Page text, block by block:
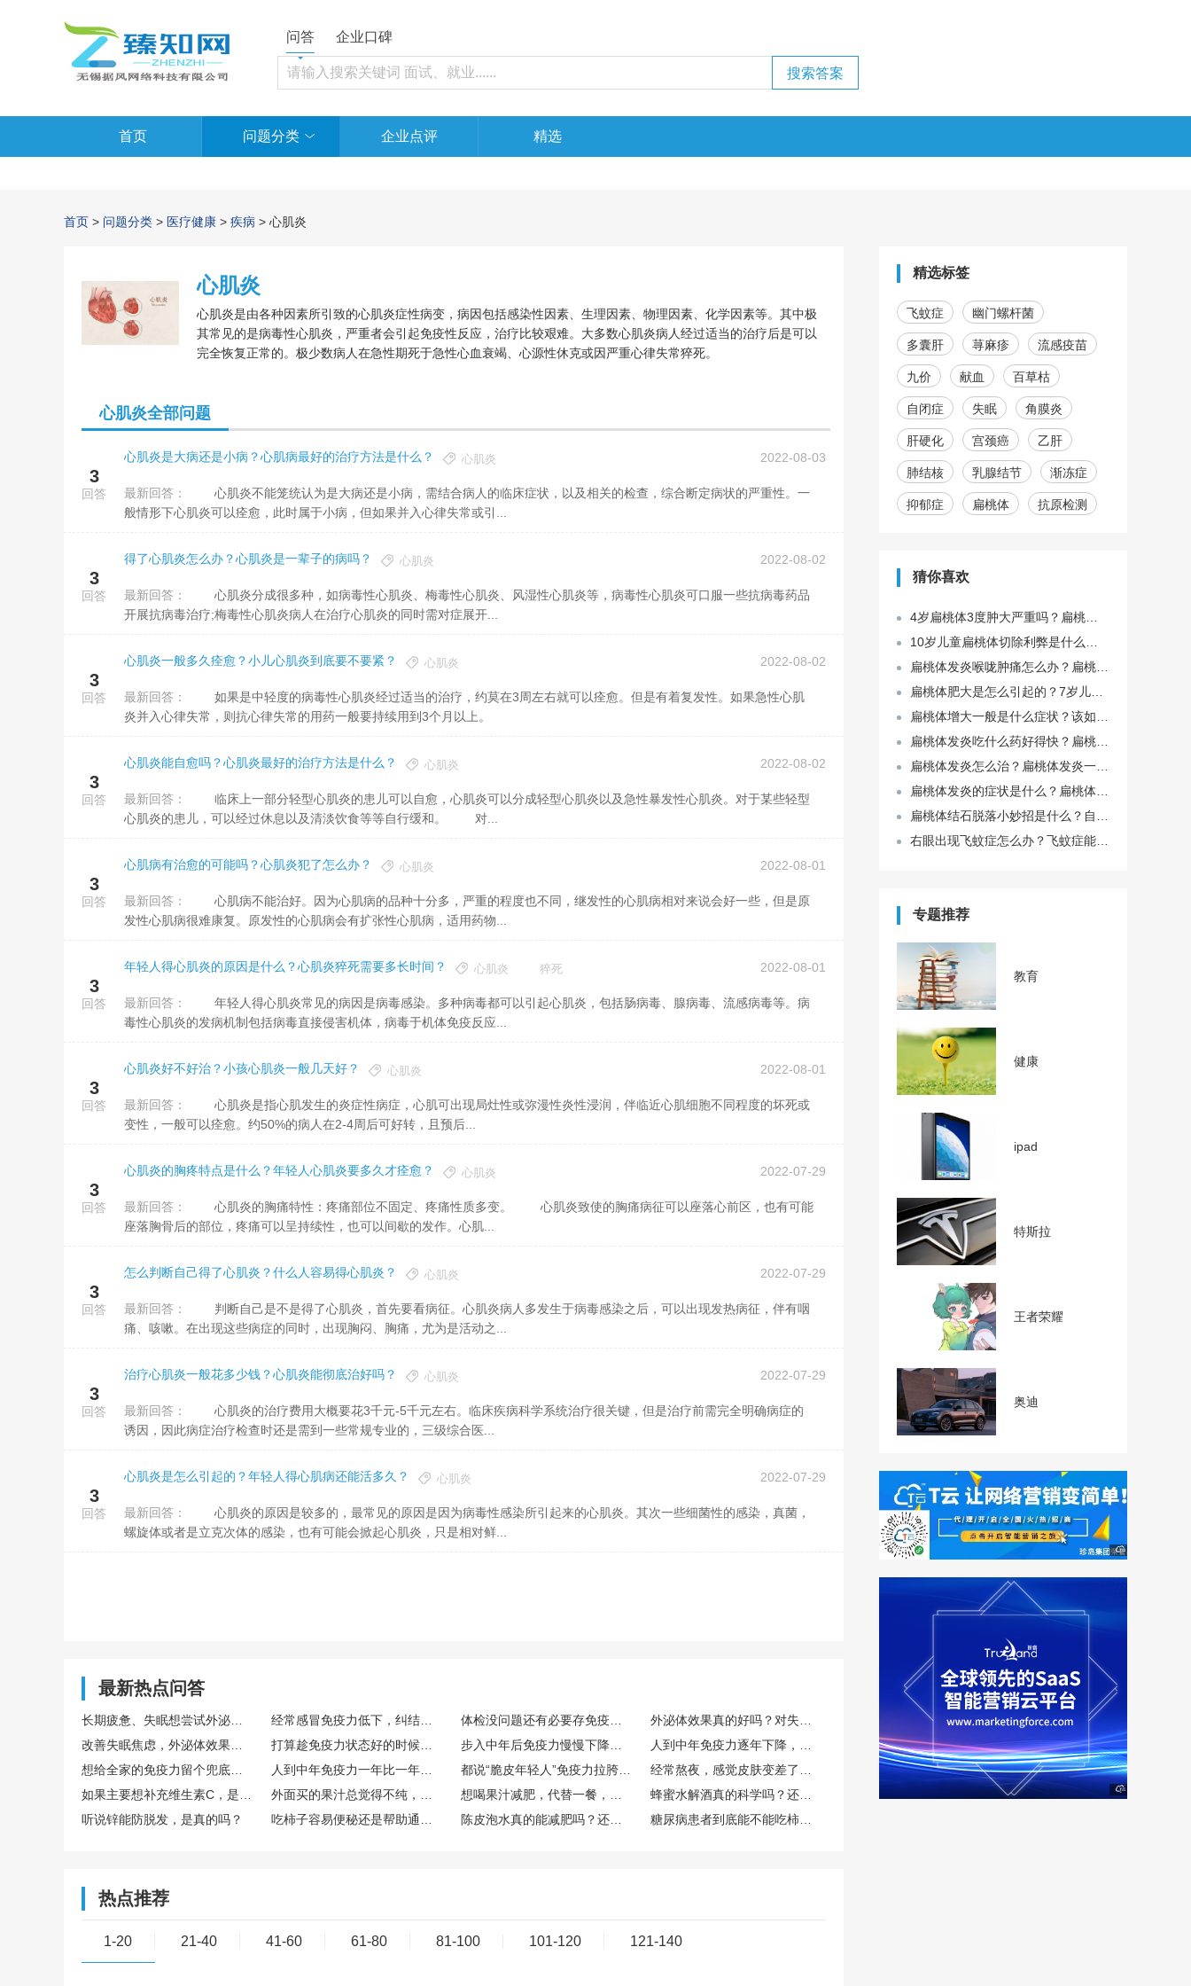
问答 企业口碑
首页 问题分类 企业点评 精选
首页 > 问题分类 > 医疗健康 > 疾病 > 心肌炎
心肌炎
心肌炎是由各种因素所引致的心肌炎症性病变，病因包括感染性因素、生理因素、物理因素、化学因素等。其中极
其常见的是病毒性心肌炎，严重者会引起免疫性反应，治疗比较艰难。大多数心肌炎病人经过适当的治疗后是可以
完全恢复正常的。极少数病人在急性期死于急性心血衰竭、心源性休克或因严重心律失常猝死。
心肌炎全部问题
3
回答
心肌炎是大病还是小病？心肌病最好的治疗方法是什么？ 2022-08-03
心肌炎
最新回答：
般情形下心肌炎可以痊愈，此时属于小病，但如果并入心律失常或引...
3
回答
得了心肌炎怎么办？心肌炎是一辈子的病吗？ 2022-08-02
心肌炎
最新回答：
开展抗病毒治疗;梅毒性心肌炎病人在治疗心肌炎的同时需对症展开...
3
回答
心肌炎一般多久痊愈？小儿心肌炎到底要不要紧？ 2022-08-02
心肌炎
最新回答：
炎并入心律失常，则抗心律失常的用药一般要持续用到3个月以上。
3
回答
心肌炎能自愈吗？心肌炎最好的治疗方法是什么？ 2022-08-02
心肌炎
最新回答：
心肌炎的患儿，可以经过休息以及清淡饮食等等自行缓和。 对...
3
回答
心肌病有治愈的可能吗？心肌炎犯了怎么办？ 2022-08-01
心肌炎
最新回答：
发性心肌病很难康复。原发性的心肌病会有扩张性心肌病，适用药物...
3
回答
年轻人得心肌炎的原因是什么？心肌炎猝死需要多长时间？ 2022-08-01
心肌炎 猝死
最新回答：
毒性心肌炎的发病机制包括病毒直接侵害机体，病毒于机体免疫反应...
3
回答
心肌炎好不好治？小孩心肌炎一般几天好？ 2022-08-01
心肌炎
最新回答：
变性，一般可以痊愈。约50%的病人在2-4周后可好转，且预后...
3
回答
心肌炎的胸疼特点是什么？年轻人心肌炎要多久才痊愈？ 2022-07-29
心肌炎
最新回答：
座落胸骨后的部位，疼痛可以呈持续性，也可以间歇的发作。心肌...
3
回答
怎么判断自己得了心肌炎？什么人容易得心肌炎？ 2022-07-29
心肌炎
最新回答：
痛、咳嗽。在出现这些病症的同时，出现胸闷、胸痛，尤为是活动之...
3
回答
治疗心肌炎一般花多少钱？心肌炎能彻底治好吗？ 2022-07-29
心肌炎
最新回答：
诱因，因此病症治疗检查时还是需到一些常规专业的，三级综合医...
3
回答
心肌炎是怎么引起的？年轻人得心肌病还能活多久？ 2022-07-29
心肌炎
最新回答：
螺旋体或者是立克次体的感染，也有可能会掀起心肌炎，只是相对鲜...
精选标签
飞蚊症 幽门螺杆菌
多囊肝 荨麻疹 流感疫苗
九价 献血 百草枯
自闭症 失眠 角膜炎
肝硬化 宫颈癌 乙肝
肺结核 乳腺结节 渐冻症
抑郁症 扁桃体 抗原检测
猜你喜欢
专题推荐
教育
健康
ipad
特斯拉
王者荣耀
奥迪
最新热点问答
听说锌能防脱发，是真的吗？
热点推荐
1-20 21-40 41-60 61-80 81-100 101-120 121-140